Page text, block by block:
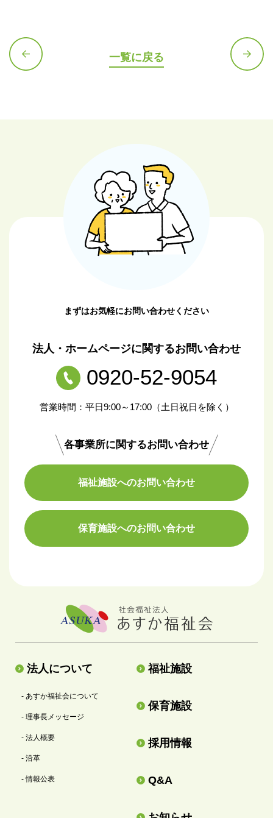
一覧に戻る
まずはお気軽にお問い合わせください
法人・ホームページに関するお問い合わせ
0920-52-9054
営業時間：平日9:00～17:00（土日祝日を除く）
各事業所に関するお問い合わせ
福祉施設へのお問い合わせ
保育施設へのお問い合わせ
法人について
- あすか福祉会について
- 理事長メッセージ
- 法人概要
- 沿革
- 情報公表
福祉施設
保育施設
採用情報
Q&A